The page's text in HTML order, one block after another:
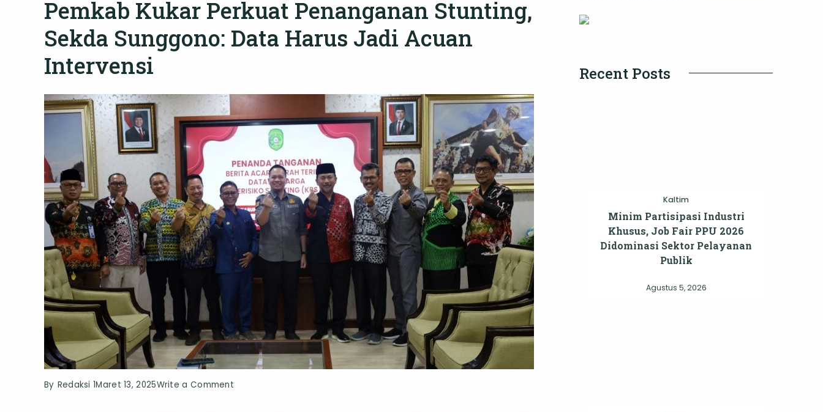
Pemkab Kukar Perkuat Penanganan Stunting,
Sekda Sunggono: Data Harus Jadi Acuan
Intervensi
By Redaksi 1Maret 13, 2025Write a Comment
Recent Posts
Kaltim
Minim Partisipasi Industri
Khusus, Job Fair PPU 2026
Didominasi Sektor Pelayanan
Publik
Agustus 5, 2026